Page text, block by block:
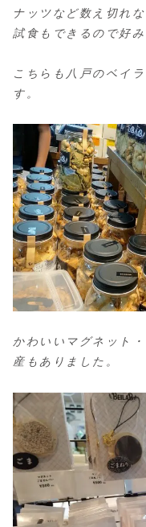
ナッツなど数え切れ
試食もできるので好
こちらも八戸のベイ
す。
かわいいマグネット
産もありました。